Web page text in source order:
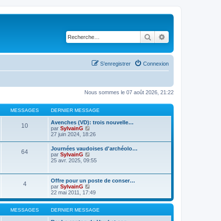
Rechercher
Connexion
S’enregistrer
Nous sommes le 07 août 2026, 21:22
MESSAGES DERNIER MESSAGE
10
Avenches (VD): trois nouvelle…
par SylvainG
o
l
e
d
r
n
e
r
m
e
s
27 juin 2024, 18:26
64
Journées vaudoises d'archéolo…
par SylvainG
o
e
d
e
r
n
i
e
25 avr. 2025, 09:55
4
Offre pour un poste de conser…
par SylvainG
o
i
r
l
e
22 mai 2011, 17:49
MESSAGES DERNIER MESSAGE